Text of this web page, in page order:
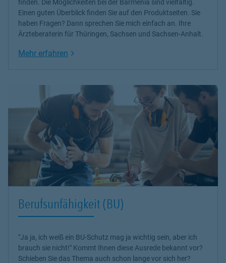
finden. Die Möglichkeiten bei der Barmenia sind vielfältig.
Einen guten Überblick finden Sie auf den Produktseiten. Sie
haben Fragen? Dann sprechen Sie mich einfach an. Ihre
Ärzteberaterin für Thüringen, Sachsen und Sachsen-Anhalt.
Mehr erfahren Link Opens in New Tab
Berufsunfähigkeit (BU)
"Ja ja, ich weiß ein BU-Schutz mag ja wichtig sein, aber ich
brauch sie nicht!" Kommt Ihnen diese Ausrede bekannt vor?
Schieben Sie das Thema auch schon lange vor sich her?